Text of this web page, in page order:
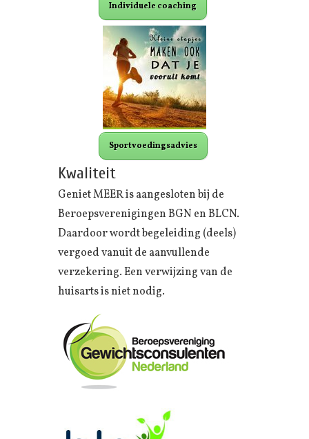
Individuele coaching
Sportvoedingsadvies
Kwaliteit
Geniet MEER is aangesloten bij de
Beroepsverenigingen BGN en BLCN.
Daardoor wordt begeleiding (deels)
vergoed vanuit de aanvullende
verzekering. Een verwijzing van de
huisarts is niet nodig.